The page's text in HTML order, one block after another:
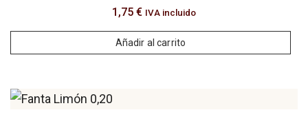
1,75 € IVA incluido
Añadir al carrito